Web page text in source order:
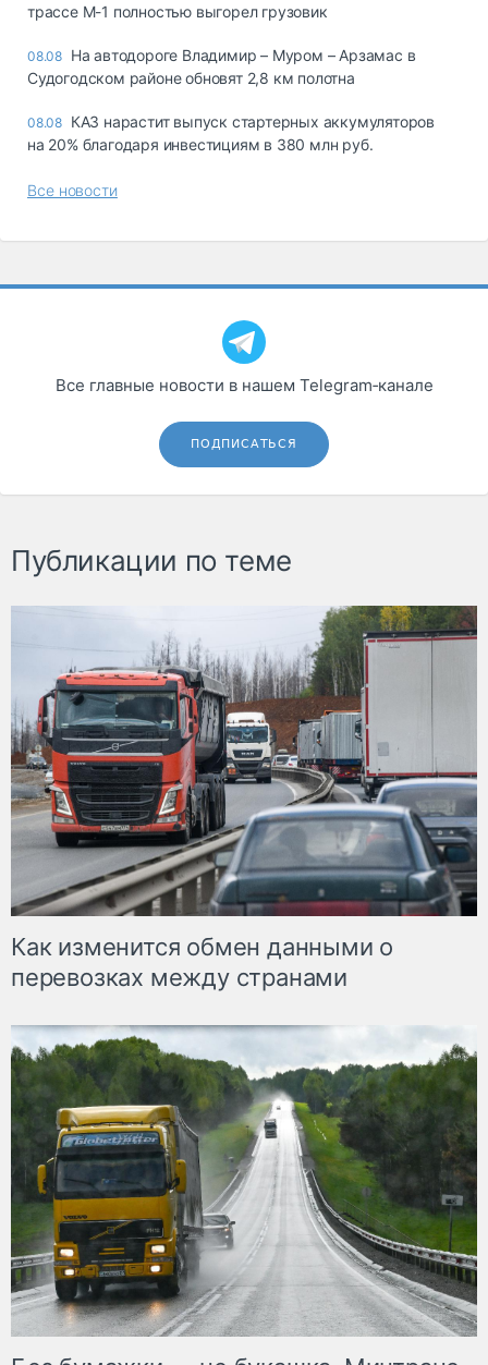
трассе М-1 полностью выгорел грузовик
08.08 На автодороге Владимир – Муром – Арзамас в
Судогодском районе обновят 2,8 км полотна
08.08 КАЗ нарастит выпуск стартерных аккумуляторов
на 20% благодаря инвестициям в 380 млн руб.
Все новости
Все главные новости в нашем Telegram‑канале
ПОДПИСАТЬСЯ
Публикации по теме
Как изменится обмен данными о
перевозках между странами